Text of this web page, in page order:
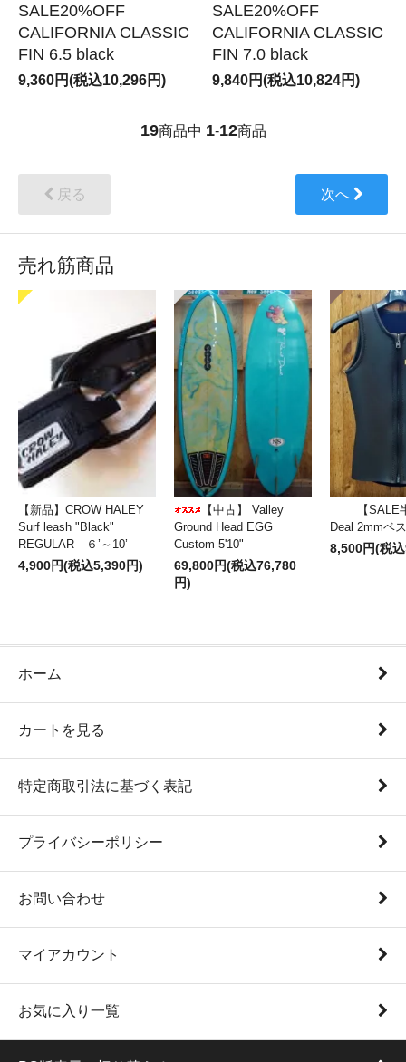
SALE20%OFF
CALIFORNIA CLASSIC
FIN 6.5 black
9,360円(税込10,296円)
SALE20%OFF
CALIFORNIA CLASSIC
FIN 7.0 black
9,840円(税込10,824円)
19商品中 1-12商品
戻る 次へ
売れ筋商品
【新品】CROW HALEY
Surf leash "Black"
REGULAR ６’～10’
4,900円(税込5,390円)
【中古】 Valley
Ground Head EGG
Custom 5'10"
69,800円(税込76,780
円)
【SALE
Deal 2mmベ
8,500円(税
ホーム
カートを見る
特定商取引法に基づく表記
プライバシーポリシー
お問い合わせ
マイアカウント
お気に入り一覧